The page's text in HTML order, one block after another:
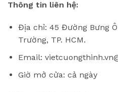
Thông tin liên hệ:
Địa chỉ: 45 Đường Bưng
Trường, TP. HCM.
Email:
Giờ mở cửa: cả ngày